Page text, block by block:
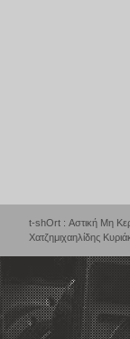
t-shOrt : Αστική Μη
Χατζημιχαηλίδης